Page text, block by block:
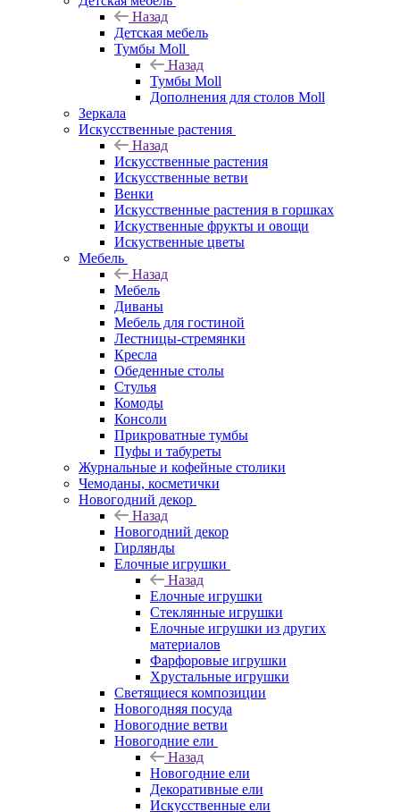
Назад
Детская мебель
Тумбы Moll
Назад
Тумбы Moll
Дополнения для столов Moll
Зеркала
Искусственные растения
Назад
Искусственные растения
Искусственные ветви
Венки
Искусственные растения в горшках
Искуственные фрукты и овощи
Искуственные цветы
Мебель
Назад
Мебель
Диваны
Мебель для гостиной
Лестницы-стремянки
Кресла
Обеденные столы
Стулья
Комоды
Консоли
Прикроватные тумбы
Пуфы и табуреты
Журнальные и кофейные столики
Чемоданы, косметички
Новогодний декор
Назад
Новогодний декор
Гирлянды
Елочные игрушки
Назад
Елочные игрушки
Стеклянные игрушки
Елочные игрушки из других
материалов
Фарфоровые игрушки
Хрустальные игрушки
Светящиеся композиции
Новогодняя посуда
Новогодние ветви
Новогодние ели
Назад
Новогодние ели
Декоративные ели
Искусственные ели